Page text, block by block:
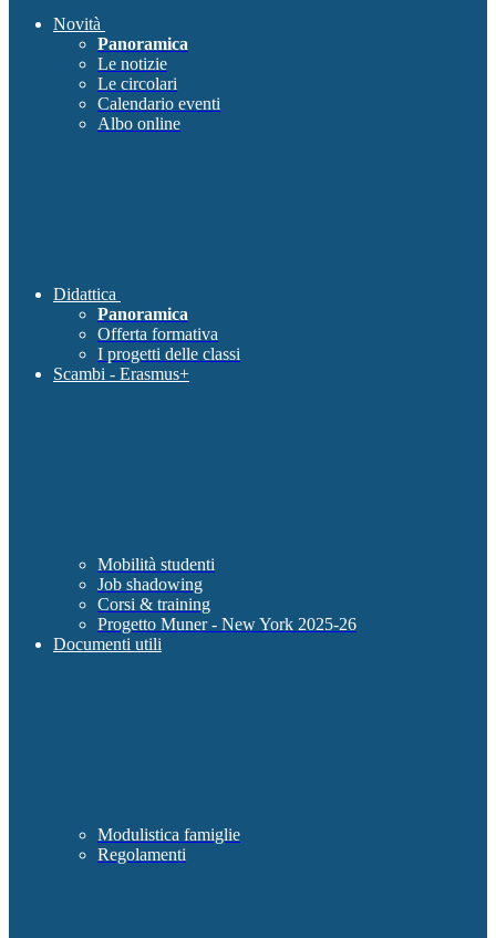
Novità
Panoramica
Le notizie
Le circolari
Calendario eventi
Albo online
Didattica
Panoramica
Offerta formativa
I progetti delle classi
Scambi - Erasmus+
Mobilità studenti
Job shadowing
Corsi & training
Progetto Muner - New York 2025-26
Documenti utili
Modulistica famiglie
Regolamenti